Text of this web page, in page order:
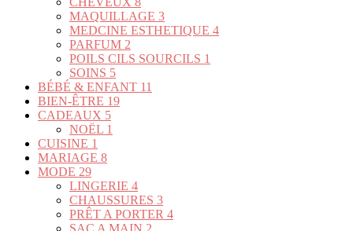
MAQUILLAGE 3
MEDCINE ESTHETIQUE 4
PARFUM 2
POILS CILS SOURCILS 1
SOINS 5
BÉBÉ & ENFANT 11
BIEN-ÊTRE 19
CADEAUX 5
NOËL 1
CUISINE 1
MARIAGE 8
MODE 29
LINGERIE 4
CHAUSSURES 3
PRÊT A PORTER 4
SAC A MAIN 2